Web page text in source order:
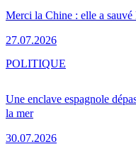
Merci la Chine : elle a sauvé
27.07.2026
Une enclave espagnole
la mer
30.07.2026
POLITIQUE